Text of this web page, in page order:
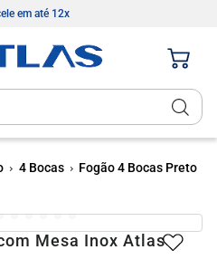
em até 12x
Digite aqui o que você procura
4 Bocas
Fogão 4 Bocas Preto
Mesa Inox Atlas